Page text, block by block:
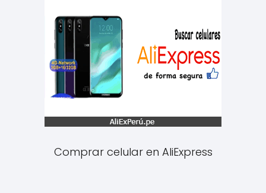
Comprar celular en AliExpress